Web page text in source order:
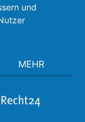
und
MEHR